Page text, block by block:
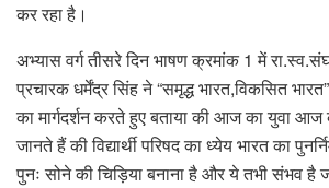
कर रहा है।
अभ्यास वर्ग तीसरे दिन भाषण क्रमांक 1 में
प्रचारक धर्मेंद्र सिंह ने “समृद्ध भारत,विकसित
का मार्गदर्शन करते हुए बताया की आज का युवा
जानते हैं की विद्यार्थी परिषद का ध्येय भारत का
पुनः सोने की चिड़िया बनाना है और ये तभी संभव